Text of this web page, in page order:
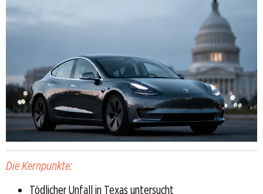
Die Kernpunkte:
Tödlicher Unfall in Texas untersucht